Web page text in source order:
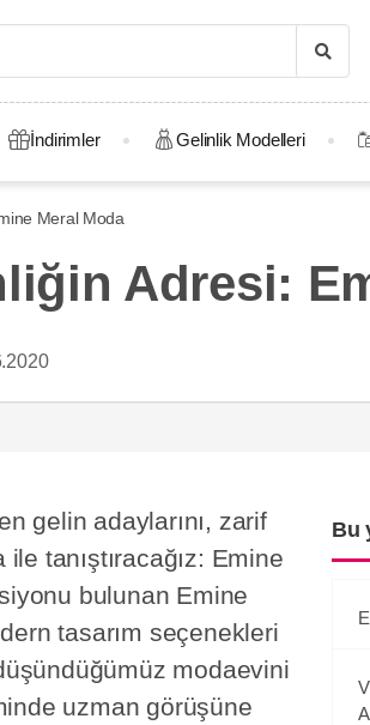
İndirimler Gelinlik Modelleri
Meral Moda
Adresi:
gelin adaylarını, zarif
tanıştıracağız: Emine
bulunan Emine
tasarım seçenekleri
modaevini
uzman görüşüne
Bu